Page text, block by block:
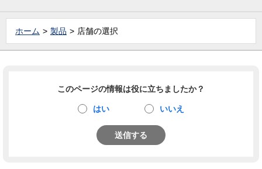
ホーム 製品 店舗の選択
このページの情報は役に立ちましたか？
はい いいえ
送信する